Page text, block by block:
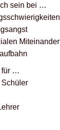
sein bei …
Miteinander
für …